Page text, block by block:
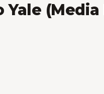
Yale (Media